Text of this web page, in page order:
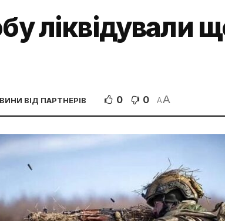
ліквідували
ВІД ПАРТНЕРІВ 0 0 AA